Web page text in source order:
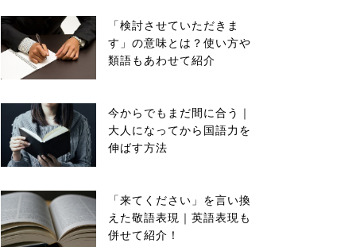
「検討させていただきま
す」の意味とは？使い方や
類語もあわせて紹介
今からでもまだ間に合う｜
大人になってから国語力を
伸ばす方法
「来てください」を言い換
えた敬語表現｜英語表現も
併せて紹介！